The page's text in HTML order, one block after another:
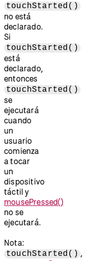
touchStarted()
no está
declarado.
Si
touchStarted()
está
declarado,
entonces
touchStarted()
se
ejecutará
cuando
un
usuario
comienza
a tocar
un
dispositivo
táctil y
mousePressed()
no se
ejecutará.
Nota:
touchStarted() ,